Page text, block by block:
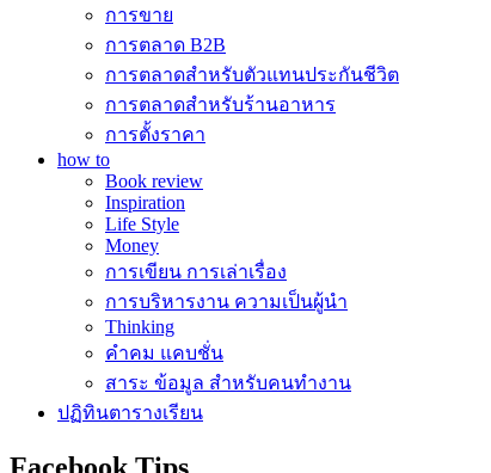
การขาย
การตลาด B2B
การตลาดสำหรับตัวแทนประกันชีวิต
การตลาดสำหรับร้านอาหาร
การตั้งราคา
how to
Book review
Inspiration
Life Style
Money
การเขียน การเล่าเรื่อง
การบริหารงาน ความเป็นผู้นำ
Thinking
คำคม แคบชั่น
สาระ ข้อมูล สำหรับคนทำงาน
ปฏิทินตารางเรียน